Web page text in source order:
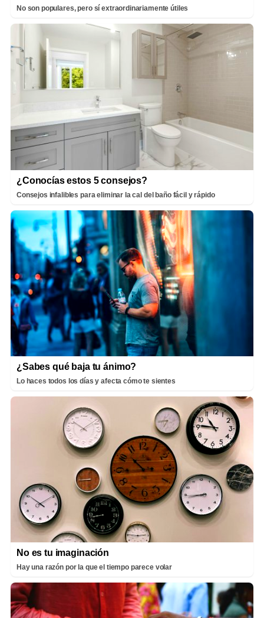
No son populares, pero sí extraordinariamente útiles
¿Conocías estos 5 consejos?
Consejos infalibles para eliminar la cal del baño fácil y rápido
¿Sabes qué baja tu ánimo?
Lo haces todos los días y afecta cómo te sientes
No es tu imaginación
Hay una razón por la que el tiempo parece volar